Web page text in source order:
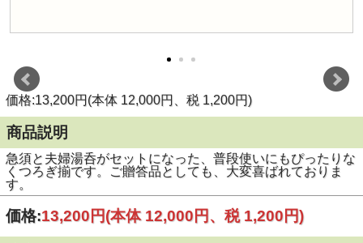
価格:13,200円(本体 12,000円、税 1,200円)
商品説明
急須と夫婦湯呑がセットになった、普段使いにもぴったりな
くつろぎ揃です。ご贈答品としても、大変喜ばれておりま
す。
価格:13,200円(本体 12,000円、税 1,200円)